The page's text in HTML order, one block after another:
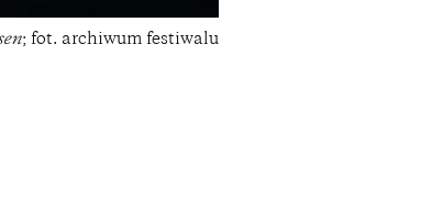
; fot. archiwum festiwalu